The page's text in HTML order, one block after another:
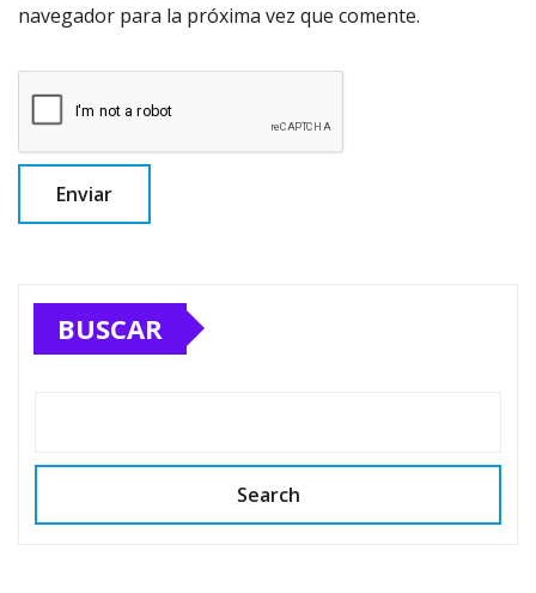
navegador para la próxima vez que comente.
BUSCAR
Search